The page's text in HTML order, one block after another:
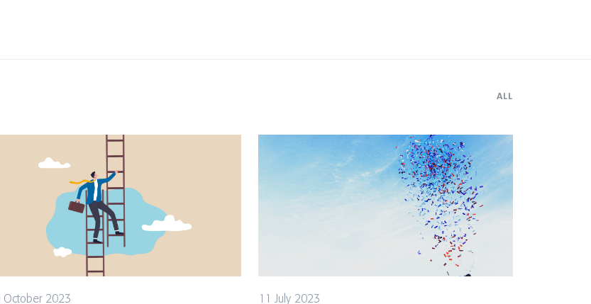
ALL
October 2023 11 July 2023